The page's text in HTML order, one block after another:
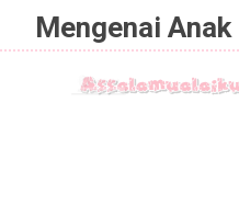
Mengenai